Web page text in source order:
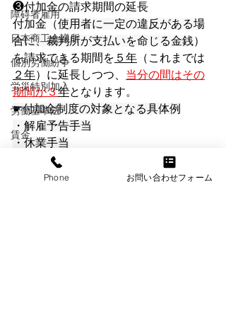
障碍者雇用
日本商工会議所
個別労働紛争
労災特別加入
労働基準法
賃金
メンタルヘルス
❸付加金の請求期間の延長
付加金 （使用者に一定の違反がある場
合に、裁判所が支払いを命じる金銭）
を請求できる期間を ５年 （これまでは
２年）に延長しつつ、 当分の間はその
期間が３年となります。
☛付加金制度の対象となる具体例
・解雇予告手当
・休業手当
時間外・休日・深夜労働の
割増賃金
・年次有給休暇中の賃金
Phone お問い合わせフォーム